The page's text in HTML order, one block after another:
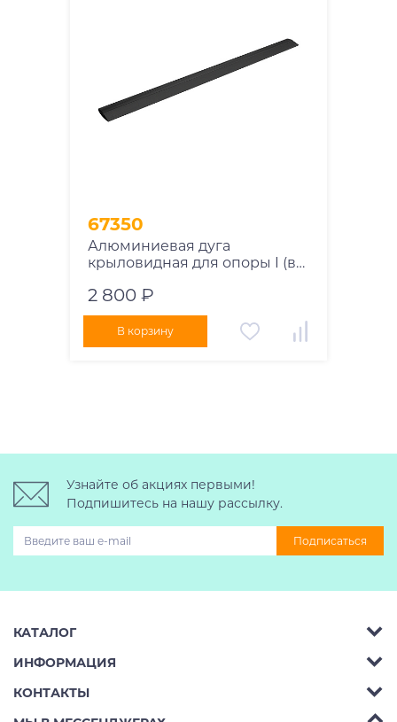
67350
Алюминиевая дуга
крыловидная для опоры I (в
Atlant 11117
2 800 ₽
В корзину
Узнайте об акциях первыми!
Подпишитесь на нашу рассылку.
Подписаться
КАТАЛОГ
Багажник на крышу авто
Автобоксы
ИНФОРМАЦИЯ
Аренда
КОНТАКТЫ